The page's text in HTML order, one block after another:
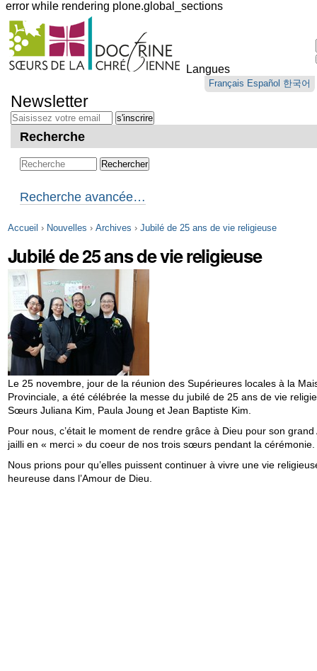
error while rendering plone.global_sections
Outils
personnels
Langues
Français Español 한국어
au
contenu.
Aller
navigation
Newsletter
Recherche
Recherche avancée…
Accueil › Nouvelles › Archives › Jubilé de 25 ans de vie religieuse
Jubilé de 25 ans de vie religieuse
Le 25 novembre, jour de la réunion des Supérieures locales à la
Provinciale, a été célébrée la messe du jubilé de 25 ans de vie
Sœurs Juliana Kim, Paula Joung et Jean Baptiste Kim.
Pour nous, c’était le moment de rendre grâce à Dieu pour son grand
jailli en « merci » du coeur de nos trois sœurs pendant la cérémonie.
Nous prions pour qu’elles puissent continuer à vivre une vie
heureuse dans l’Amour de Dieu.